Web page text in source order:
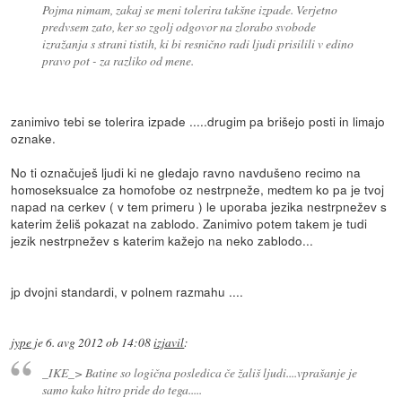
Pojma nimam, zakaj se meni tolerira takšne izpade. Verjetno
predvsem zato, ker so zgolj odgovor na zlorabo svobode
izražanja s strani tistih, ki bi resnično radi ljudi prisilili v edino
pravo pot - za razliko od mene.
zanimivo tebi se tolerira izpade .....drugim pa brišejo posti in limajo
oznake.
No ti označuješ ljudi ki ne gledajo ravno navdušeno recimo na
homoseksualce za homofobe oz nestrpneže, medtem ko pa je tvoj
napad na cerkev ( v tem primeru ) le uporaba jezika nestrpnežev s
katerim želiš pokazat na zablodo. Zanimivo potem takem je tudi
jezik nestrpnežev s katerim kažejo na neko zablodo...
jp dvojni standardi, v polnem razmahu ....
jype je6. avg 2012 ob 14:08izjavil:
_IKE_> Batine so logična posledica če žališ ljudi....vprašanje je
samo kako hitro pride do tega.....